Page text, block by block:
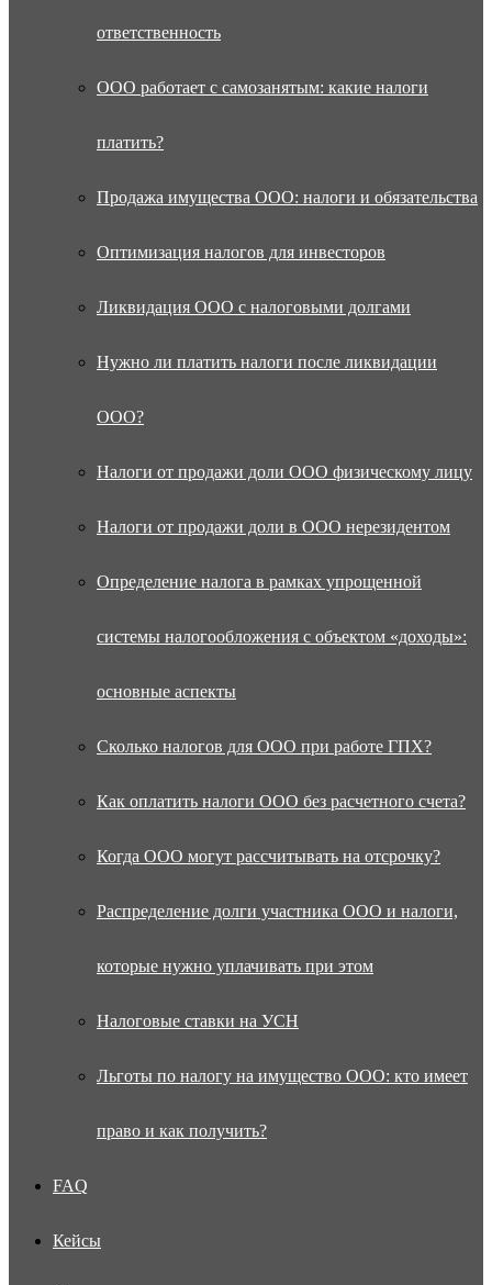
ответственность
ООО работает с самозанятым: какие налоги
платить?
Продажа имущества ООО: налоги и обязательства
Оптимизация налогов для инвесторов
Ликвидация ООО с налоговыми долгами
Нужно ли платить налоги после ликвидации
ООО?
Налоги от продажи доли ООО физическому лицу
Налоги от продажи доли в ООО нерезидентом
Определение налога в рамках упрощенной
системы налогообложения с объектом «доходы»:
основные аспекты
Сколько налогов для ООО при работе ГПХ?
Как оплатить налоги ООО без расчетного счета?
Когда ООО могут рассчитывать на отсрочку?
Распределение долги участника ООО и налоги,
которые нужно уплачивать при этом
Налоговые ставки на УСН
Льготы по налогу на имущество ООО: кто имеет
право и как получить?
FAQ
Кейсы